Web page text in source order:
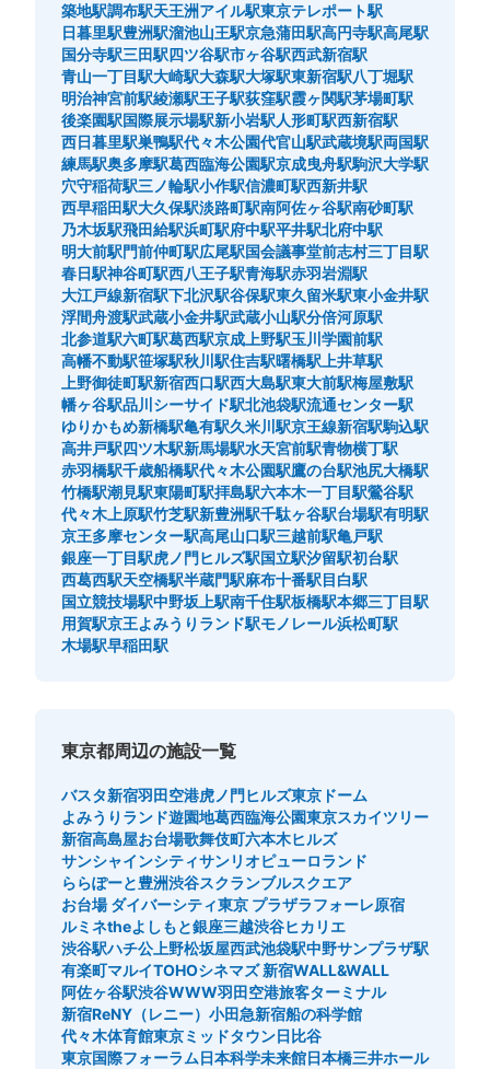
築地駅調布駅天王洲アイル駅東京テレポート駅
日暮里駅豊洲駅溜池山王駅京急蒲田駅高円寺駅高尾駅
国分寺駅三田駅四ツ谷駅市ヶ谷駅西武新宿駅
青山一丁目駅大崎駅大森駅大塚駅東新宿駅八丁堀駅
明治神宮前駅綾瀬駅王子駅荻窪駅霞ヶ関駅茅場町駅
後楽園駅国際展示場駅新小岩駅 人形町駅西新宿駅
西日暮里駅巣鴨駅代々木公園代官山駅武蔵境駅両国駅
練馬駅奥多摩駅葛西臨海公園駅京成曳舟駅駒沢大学駅
穴守稲荷駅三ノ輪駅小作駅信濃町駅西新井駅
西早稲田駅大久保駅淡路町駅南阿佐ヶ谷駅南砂町駅
乃木坂駅飛田給駅浜町駅府中駅平井駅北府中駅
明大前駅門前仲町駅広尾駅国会議事堂前志村三丁目駅
春日駅神谷町駅西八王子駅青海駅赤羽岩淵駅
大江戸線新宿駅下北沢駅谷保駅東久留米駅東小金井駅
浮間舟渡駅武蔵小金井駅武蔵小山駅分倍河原駅
北参道駅六町駅葛西駅京成上野駅玉川学園前駅
高幡不動駅笹塚駅秋川駅住吉駅曙橋駅 上井草駅
上野御徒町駅新宿西口駅西大島駅東大前駅梅屋敷駅
幡ヶ谷駅品川シーサイド駅北池袋駅流通センター駅
ゆりかもめ新橋駅亀有駅久米川駅京王線新宿駅駒込駅
高井戸駅四ツ木駅新馬場駅水天宮前駅青物横丁駅
赤羽橋駅千歳船橋駅代々木公園駅鷹の台駅池尻大橋駅
竹橋駅潮見駅東陽町駅拝島駅六本木一丁目駅鶯谷駅
代々木上原駅竹芝駅新豊洲駅千駄ヶ谷駅台場駅有明駅
京王多摩センター駅高尾山口駅三越前駅亀戸駅
銀座一丁目駅虎ノ門ヒルズ駅国立駅汐留駅初台駅
西葛西駅天空橋駅半蔵門駅麻布十番駅目白駅
国立競技場駅中野坂上駅南千住駅板橋駅本郷三丁目駅
用賀駅京王よみうりランド駅モノレール浜松町駅
木場駅早稲田駅
東京都周辺の施設一覧
バスタ新宿羽田空港虎ノ門ヒルズ東京ドーム
よみうりランド遊園地葛西臨海公園東京スカイツリー
新宿高島屋お台場歌舞伎町六本木ヒルズ
サンシャインシティサンリオピューロランド
ららぽーと豊洲渋谷スクランブルスクエア
お台場 ダイバーシティ東京 プラザラフォーレ原宿
ルミネtheよしもと銀座三越渋谷ヒカリエ
渋谷駅ハチ公 上野松坂屋西武池袋駅中野サンプラザ駅
有楽町マルイTOHOシネマズ 新宿WALL&WALL
阿佐ヶ谷駅渋谷WWW羽田空港旅客ターミナル
新宿ReNY（レニー） 小田急新宿船の科学館
代々木体育館東京ミッドタウン日比谷
東京国際フォーラム日本科学未来館日本橋三井ホール